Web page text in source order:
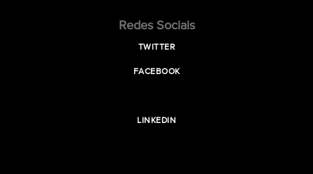
Redes Sociais
TWITTER
FACEBOOK
LINKEDIN